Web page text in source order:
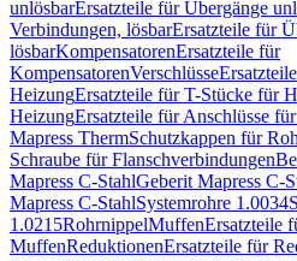
unlösbarErsatzteile für Übergänge
Verbindungen, lösbarErsatzteile für
lösbarKompensatorenErsatzteile für
KompensatorenVerschlüsse
HeizungErsatzteile für T-Stücke für
HeizungErsatzteile für Anschlüsse
Mapress ThermSchutzkappen für
Schraube für Flanschverbindungen
Mapress C-StahlGeberit Mapress C-
Mapress C-StahlSystemrohre 1.0034
1.0215RohrnippelMuffenErsatzteile
MuffenReduktionenErsatzteile für